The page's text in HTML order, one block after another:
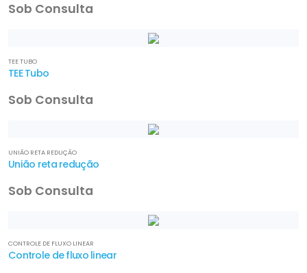
Sob Consulta
TEE TUBO
TEE Tubo
Sob Consulta
UNIÃO RETA REDUÇÃO
União reta redução
Sob Consulta
CONTROLE DE FLUXO LINEAR
Controle de fluxo linear